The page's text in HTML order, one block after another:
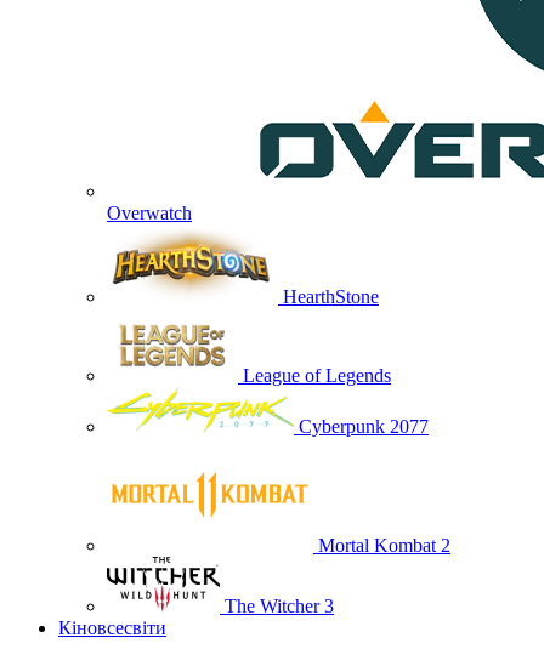
Overwatch
HearthStone
League of Legends
Cyberpunk 2077
Mortal Kombat 2
The Witcher 3
Кіновсесвіти